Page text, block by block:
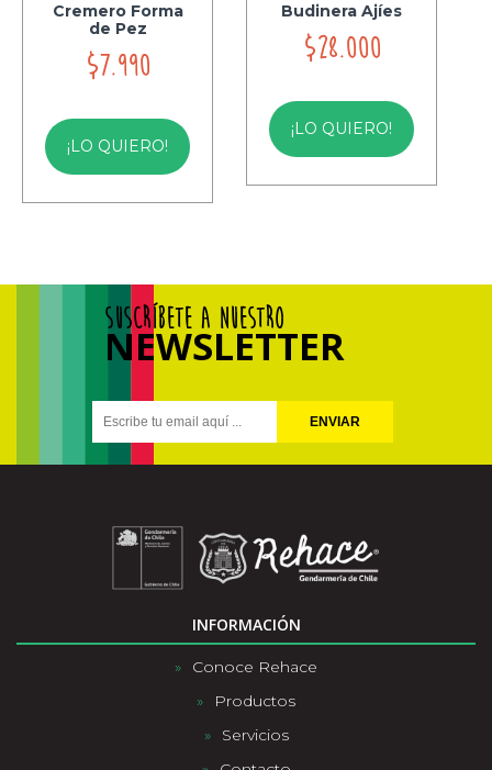
Cremero Forma
de Pez
$7.990
¡LO QUIERO!
Budinera Ajíes
$28.000
¡LO QUIERO!
SUSCRÍBETE A NUESTRO
NEWSLETTER
ENVIAR
INFORMACIÓN
Conoce Rehace
Productos
Servicios